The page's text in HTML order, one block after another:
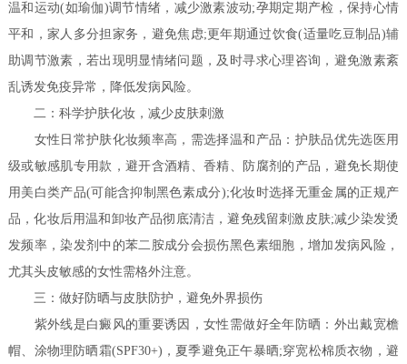
温和运动(如瑜伽)调节情绪，减少激素波动;孕期定期产检，保持心情
平和，家人多分担家务，避免焦虑;更年期通过饮食(适量吃豆制品)辅
助调节激素，若出现明显情绪问题，及时寻求心理咨询，避免激素紊
乱诱发免疫异常，降低发病风险。
二：科学护肤化妆，减少皮肤刺激
女性日常护肤化妆频率高，需选择温和产品：护肤品优先选医用
级或敏感肌专用款，避开含酒精、香精、防腐剂的产品，避免长期使
用美白类产品(可能含抑制黑色素成分);化妆时选择无重金属的正规产
品，化妆后用温和卸妆产品彻底清洁，避免残留刺激皮肤;减少染发烫
发频率，染发剂中的苯二胺成分会损伤黑色素细胞，增加发病风险，
尤其头皮敏感的女性需格外注意。
三：做好防晒与皮肤防护，避免外界损伤
紫外线是白癜风的重要诱因，女性需做好全年防晒：外出戴宽檐
帽、涂物理防晒霜(SPF30+)，夏季避免正午暴晒;穿宽松棉质衣物，避